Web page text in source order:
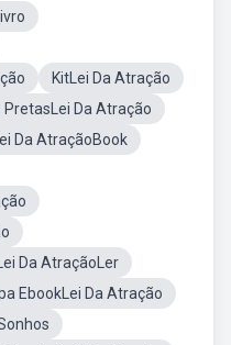
KitLei Da Atração
PretasLei Da Atração
Lei Da AtraçãoBook
Da AtraçãoLer
EbookLei Da Atração